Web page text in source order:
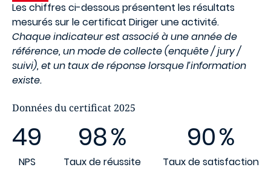
Les chiffres ci-dessous présentent les résultats
mesurés sur le certificat Diriger une activité.
Chaque indicateur est associé à une année de
référence, un mode de collecte (enquête / jury /
suivi), et un taux de réponse lorsque l’information
existe.
Données du certificat 2025
49
NPS
98%
Taux de réussite
90%
Taux de satisfaction